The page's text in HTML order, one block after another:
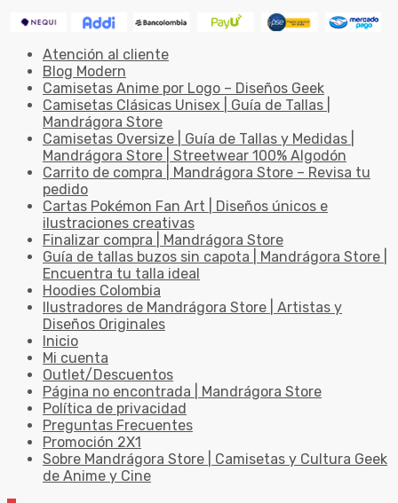
Atención al cliente
Blog Modern
Camisetas Anime por Logo – Diseños Geek
Camisetas Clásicas Unisex | Guía de Tallas |
Mandrágora Store
Camisetas Oversize | Guía de Tallas y Medidas |
Mandrágora Store | Streetwear 100% Algodón
Carrito de compra | Mandrágora Store – Revisa tu
pedido
Cartas Pokémon Fan Art | Diseños únicos e
ilustraciones creativas
Finalizar compra | Mandrágora Store
Guía de tallas buzos sin capota | Mandrágora Store |
Encuentra tu talla ideal
Hoodies Colombia
Ilustradores de Mandrágora Store | Artistas y
Diseños Originales
Inicio
Mi cuenta
Outlet/Descuentos
Página no encontrada | Mandrágora Store
Política de privacidad
Preguntas Frecuentes
Promoción 2X1
Sobre Mandrágora Store | Camisetas y Cultura Geek
de Anime y Cine